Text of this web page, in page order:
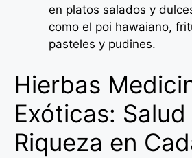
en platos salados y
como el poi hawaiano,
pasteles y pudines.
Hierbas
Exóticas: Salud
Riqueza en